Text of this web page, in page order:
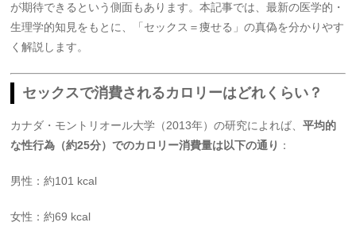
が期待できるという側面もあります。本記事では、最新の医学的・
生理学的知見をもとに、「セックス＝痩せる」の真偽を分かりやす
く解説します。
セックスで消費されるカロリーはどれくらい？
カナダ・モントリオール大学（2013年）の研究によれば、平均的
な性行為（約25分）でのカロリー消費量は以下の通り ：
男性：約101 kcal
女性：約69 kcal